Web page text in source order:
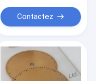
Contactez